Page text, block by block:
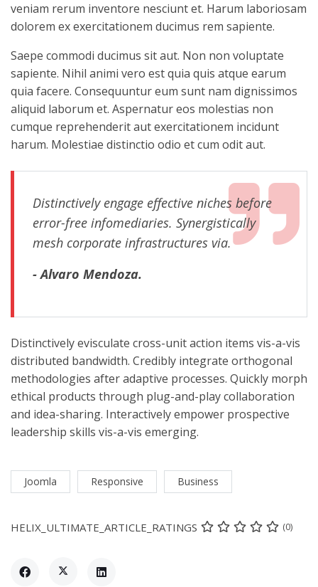
veniam rerum inventore nesciunt et. Harum laboriosam
dolorem ex exercitationem ducimus rem sapiente.
Saepe commodi ducimus sit aut. Non non voluptate
sapiente. Nihil animi vero est quia quis atque earum
quia facere. Consequuntur eum sunt nam dignissimos
aliquid laborum et. Aspernatur eos molestias non
cumque reprehenderit aut exercitationem incidunt
harum. Molestiae distinctio odio et cum odit aut.
Distinctively engage effective niches before
error-free infomediaries. Synergistically
mesh corporate infrastructures via.
- Alvaro Mendoza.
Distinctively evisculate cross-unit action items vis-a-vis
distributed bandwidth. Credibly integrate orthogonal
methodologies after adaptive processes. Quickly morph
ethical products through plug-and-play collaboration
and idea-sharing. Interactively empower prospective
leadership skills vis-a-vis emerging.
Joomla Responsive Business
HELIX_ULTIMATE_ARTICLE_RATINGS (0)